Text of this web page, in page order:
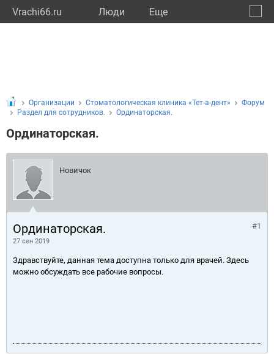
Vrachi66.ru Люди Eще
Организации Стоматологическая клиника «Тет-а-дент»
Форум
Раздел для сотрудников.
Ординаторская.
Ординаторская.
Новичок
Ординаторская.
27 сен 2019
#1
Здравствуйте, данная тема доступна только для врачей. Здесь
можно обсуждать все рабочие вопросы.